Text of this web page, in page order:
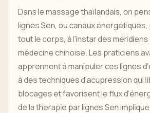
Dans le massage thaïlandais, on
lignes Sen, ou canaux
tout le corps, à l'instar des méridiens
médecine chinoise. Les praticiens
apprennent à manipuler ces lignes
à des techniques d'acupression qui
blocages et favorisent le flux
de la thérapie par lignes Sen